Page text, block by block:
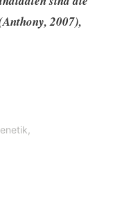
2007),
,